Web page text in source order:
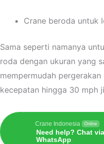
Crane beroda untuk
Sama seperti namanya
roda dengan ukuran yang
mempermudah
kecepatan hingga 30 mph
Crane Indonesia Online
Need help? Chat via
WhatsApp